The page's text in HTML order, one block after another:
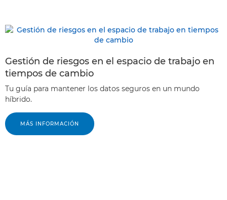
Gestión de riesgos en el espacio de trabajo en
tiempos de cambio
Tu guía para mantener los datos seguros en un mundo
híbrido.
MÁS INFORMACIÓN